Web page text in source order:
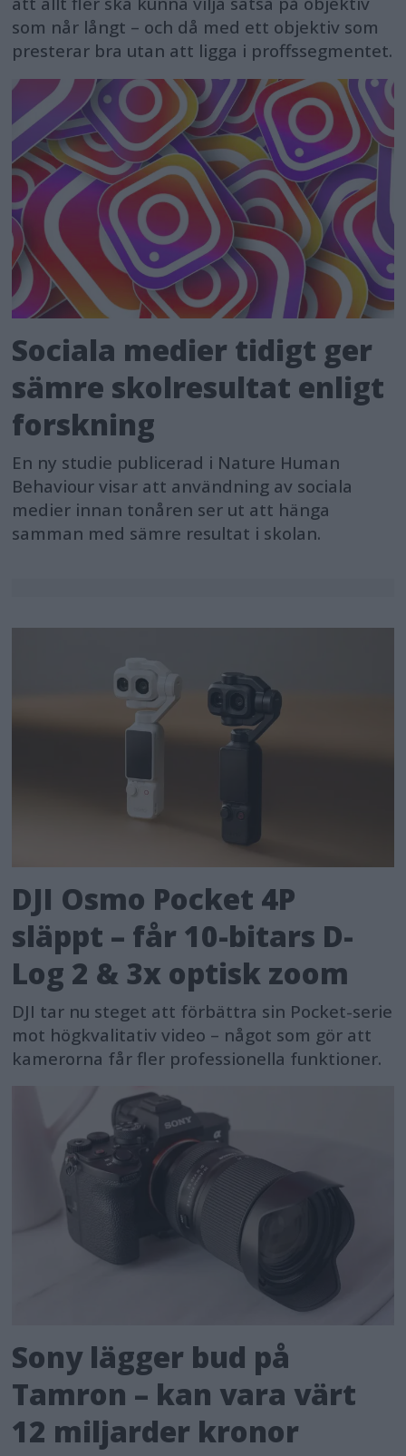
som når långt – och då med ett objektiv som
presterar bra utan att ligga i proffssegmentet.
Sociala medier tidigt ger
sämre skolresultat enligt
forskning
En ny studie publicerad i Nature Human
Behaviour visar att användning av sociala
medier innan tonåren ser ut att hänga
samman med sämre resultat i skolan.
DJI Osmo Pocket 4P
släppt – får 10-bitars D-
Log 2 & 3x optisk zoom
DJI tar nu steget att förbättra sin Pocket-serie
mot högkvalitativ video – något som gör att
kamerorna får fler professionella funktioner.
Sony lägger bud på
Tamron – kan vara värt
12 miljarder kronor